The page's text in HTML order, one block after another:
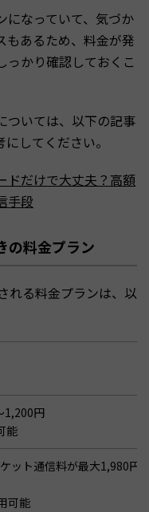
になっていて、気づか
もあるため、料金が発
っかり確認しておくこ
ついては、以下の記事
してください。
ドだけで大丈夫？高額
手段
の料金プラン
れる料金プランは、以
1,200円
能
ット通信料が最大1,980円
可能